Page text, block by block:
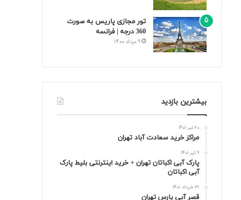
تور مجازی پاریس به صورت
360 درجه | فرانسه
9 مرداد 1400
بیشترین بازدید
20 تیر 1401
مراکز خرید سعادت‌ آباد تهران
9 تیر 1401
پارک آبی اکباتان تهران + خرید اینترنتی بلیط پارک
آبی اکباتان
31 خرداد 1401
قصر آبی پارس تهران